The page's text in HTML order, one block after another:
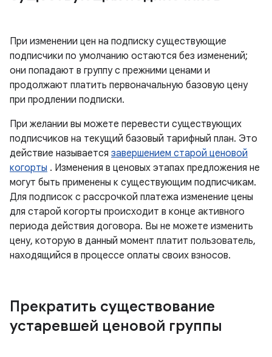
При изменении цен на подписку существующие
подписчики по умолчанию остаются без изменений;
они попадают в группу с прежними ценами и
продолжают платить первоначальную базовую цену
при продлении подписки.
При желании вы можете перевести существующих
подписчиков на текущий базовый тарифный план. Это
действие называется завершением старой ценовой
когорты . Изменения в ценовых этапах предложения не
могут быть применены к существующим подписчикам.
Для подписок с рассрочкой платежа изменение цены
для старой когорты происходит в конце активного
периода действия договора. Вы не можете изменить
цену, которую в данный момент платит пользователь,
находящийся в процессе оплаты своих взносов.
Прекратить существование
устаревшей ценовой группы